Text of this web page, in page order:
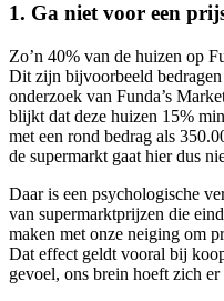
1. Ga niet voor een
Zo’n 40% van de huizen op
Dit zijn bijvoorbeeld
onderzoek van Funda’s
blijkt dat deze huizen 15%
met een rond bedrag als
de supermarkt gaat hier dus
Daar is een psychologische
van supermarktprijzen die
maken met onze neiging om
Dat effect geldt vooral bij
gevoel, ons brein hoeft zich